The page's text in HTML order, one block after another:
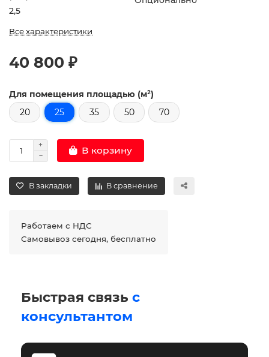
2,5
Все характеристики
40 800 ₽
Для помещения площадью (м²)
20
25 35 50 70
В корзину
В закладки В сравнение
Работаем с НДС
Самовывоз сегодня, бесплатно
Быстрая связь с
консультантом